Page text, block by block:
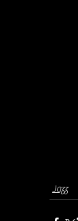
Jazz